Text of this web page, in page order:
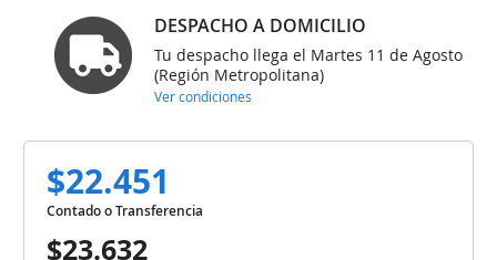
DESPACHO A DOMICILIO
Tu despacho llega el Martes 11 de Agosto
(Región Metropolitana)
Ver condiciones
$22.451
Contado o Transferencia
$23.632